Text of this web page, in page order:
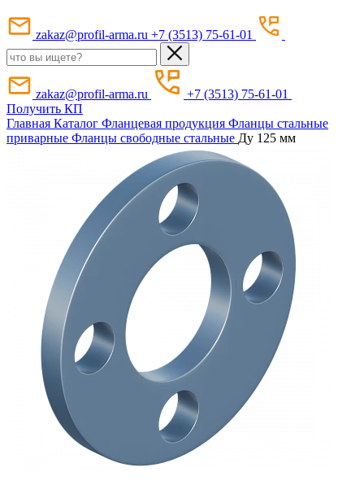
zakaz@profil-arma.ru +7 (3513) 75-61-01
zakaz@profil-arma.ru
+7 (3513) 75-61-01
Получить КП
Главная Каталог Фланцевая продукция Фланцы стальные
приварные Фланцы свободные стальные Ду 125 мм